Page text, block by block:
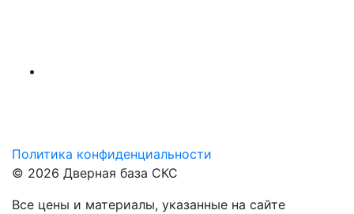
Политика конфиденциальности
© 2026 Дверная база СКС
Все цены и материалы, указанные на сайте